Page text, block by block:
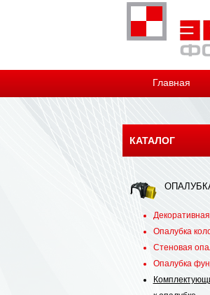
Главная
КАТАЛОГ
Опалубка
Стеновая
Опалубка